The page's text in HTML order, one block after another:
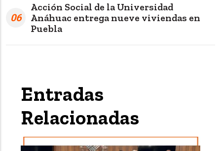
06
Acción Social de la Universidad
Anáhuac entrega nueve viviendas en
Puebla
Entradas
Relacionadas